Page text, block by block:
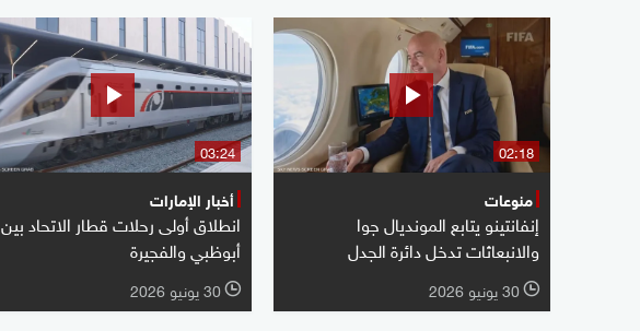
02:18
منوعات
إنفانتينو يتابع المونديال جوا
والانبعاثات تدخل دائرة الجدل
l 30 يونيو 2026
03:24
أخبار الإمارات
انطلاق أولى رحلات قطار الاتحاد بين
أبوظبي والفجيرة
l 30 يونيو 2026